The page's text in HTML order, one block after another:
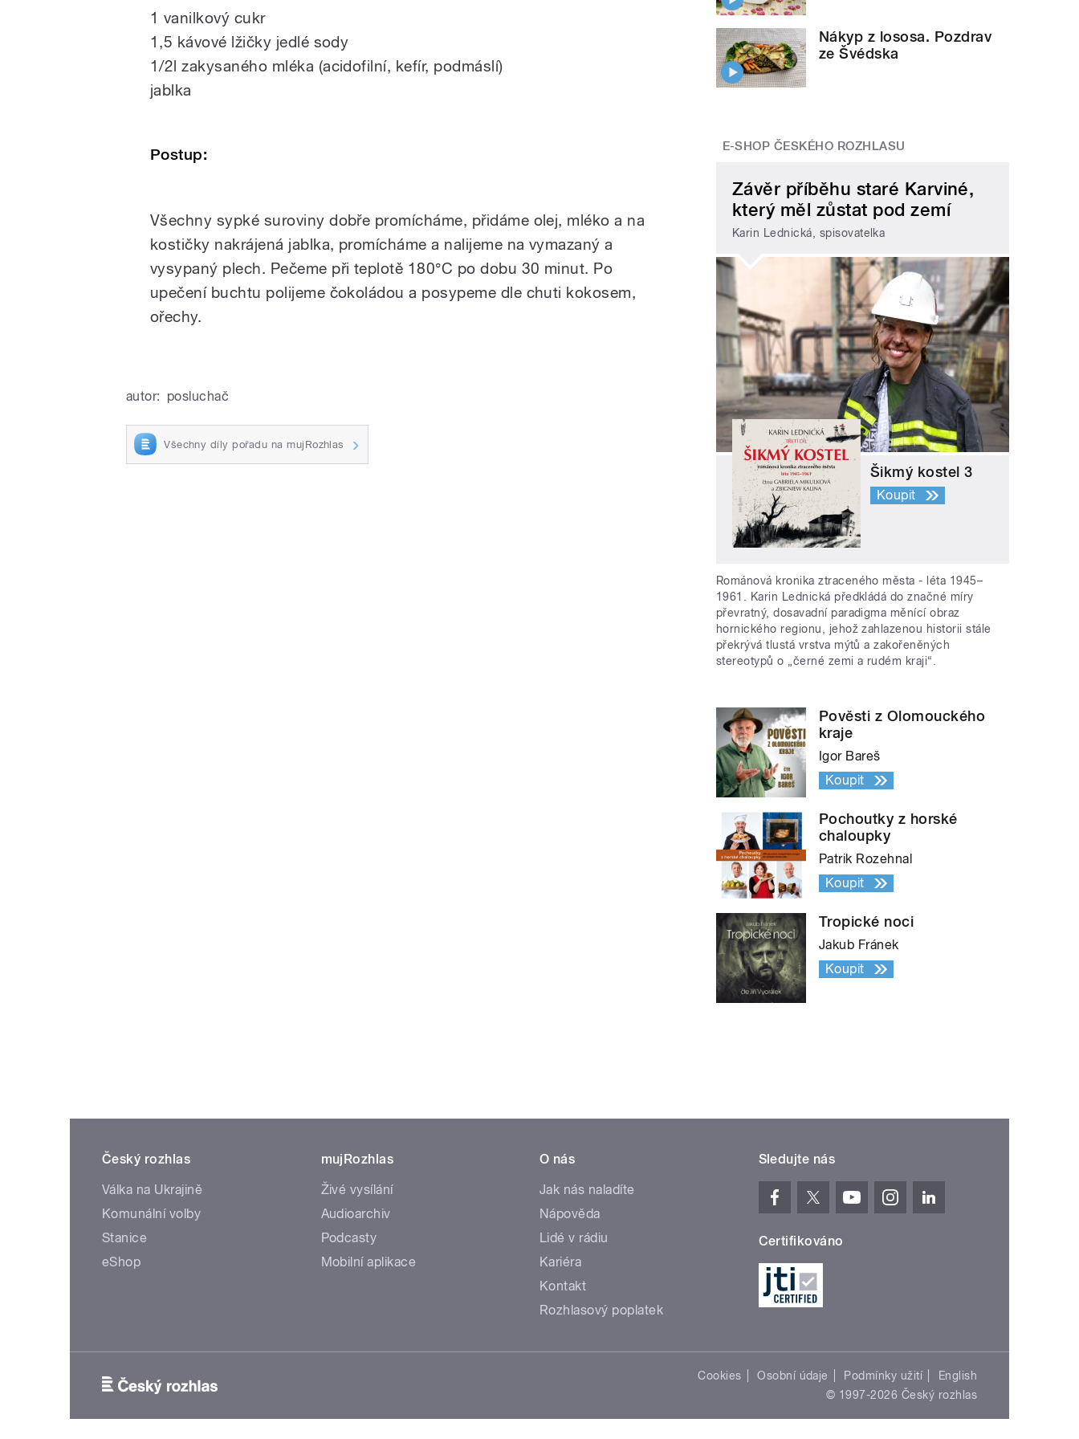
1 vanilkový cukr
1,5 kávové lžičky jedlé sody
1/2l zakysaného mléka (acidofilní, kefír, podmáslí)
jablka
Postup:
Všechny sypké suroviny dobře promícháme, přidáme olej, mléko a na
kostičky nakrájená jablka, promícháme a nalijeme na vymazaný a
vysypaný plech. Pečeme při teplotě 180°C po dobu 30 minut. Po
upečení buchtu polijeme čokoládou a posypeme dle chuti kokosem,
ořechy.
autor: posluchač
Všechny díly pořadu na mujRozhlas
Nákyp z lososa. Pozdrav
ze Švédska
E-SHOP ČESKÉHO ROZHLASU
Závěr příběhu staré Karviné,
který měl zůstat pod zemí
Karin Lednická, spisovatelka
Šikmý kostel 3
Koupit
Románová kronika ztraceného města - léta 1945–
1961. Karin Lednická předkládá do značné míry
převratný, dosavadní paradigma měnící obraz
hornického regionu, jehož zahlazenou historii stále
překrývá tlustá vrstva mýtů a zakořeněných
stereotypů o „černé zemi a rudém kraji“.
Pověsti z Olomouckého
kraje
Igor Bareš
Koupit
Pochoutky z horské
chaloupky
Patrik Rozehnal
Koupit
Tropické noci
Jakub Fránek
Koupit
Český rozhlas
Válka na Ukrajině
Komunální volby
Stanice
eShop
mujRozhlas
Živé vysílání
Audioarchiv
Podcasty
Mobilní aplikace
O nás
Jak nás naladíte
Nápověda
Lidé v rádiu
Kariéra
Kontakt
Rozhlasový poplatek
Sledujte nás
Certifikováno
Cookies Osobní údaje Podmínky užití
English
© 1997-2026 Český rozhlas